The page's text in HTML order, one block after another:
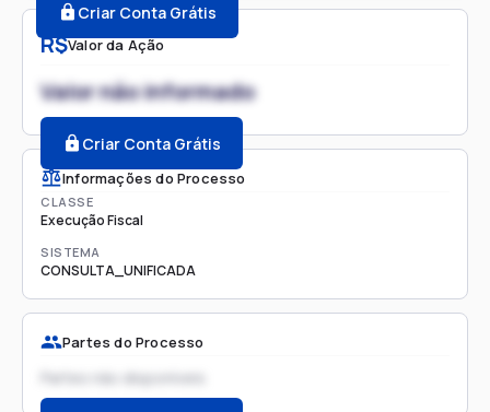
R$Valor da Ação
Valor não informado
Criar Conta Grátis
Informações do Processo
CLASSE
Execução Fiscal
SISTEMA
CONSULTA_UNIFICADA
Partes do Processo
Partes não disponíveis
Criar Conta Grátis